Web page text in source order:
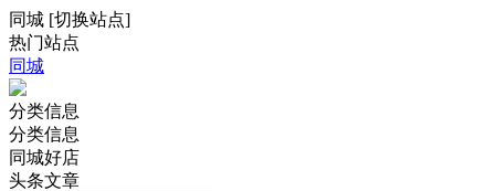
同城 [切换站点]
热门站点
同城
分类信息
分类信息
同城好店
头条文章